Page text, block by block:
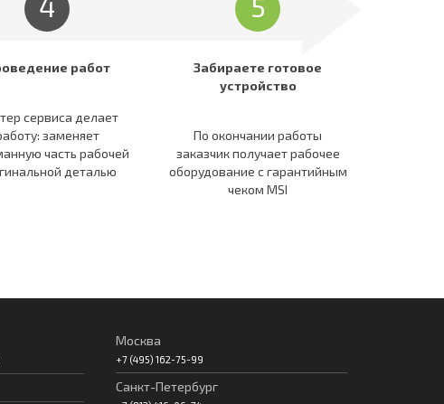
работ
сервиса делает
заменяет
часть рабочей
деталью
Забираете готовое
устройство
По окончании работы
заказчик получает рабочее
оборудование c гарантийным
чеком MSI
Москва
+7 (495) 162-75-99
Санкт-Петербург